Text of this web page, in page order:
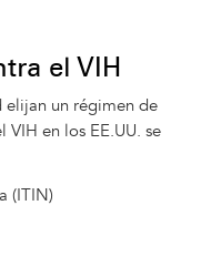
el VIH
elijan un régimen de
en los EE.UU. se
(ITIN)